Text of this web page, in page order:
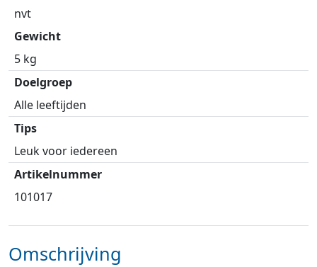
nvt
Gewicht
5 kg
Doelgroep
Alle leeftijden
Tips
Leuk voor iedereen
Artikelnummer
101017
Omschrijving